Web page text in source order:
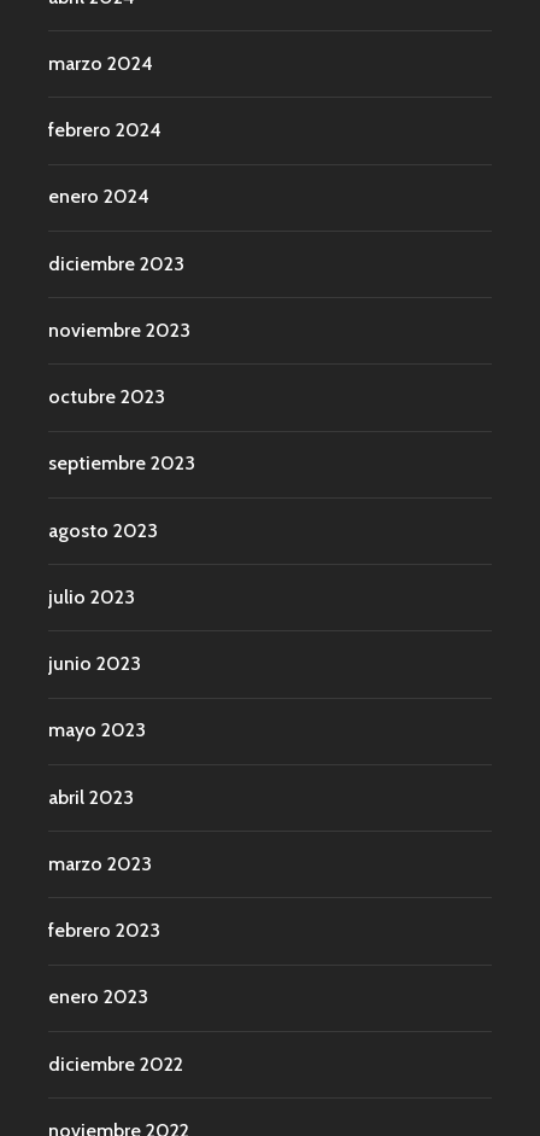
marzo 2024
febrero 2024
enero 2024
diciembre 2023
noviembre 2023
octubre 2023
septiembre 2023
agosto 2023
julio 2023
junio 2023
mayo 2023
abril 2023
marzo 2023
febrero 2023
enero 2023
diciembre 2022
noviembre 2022